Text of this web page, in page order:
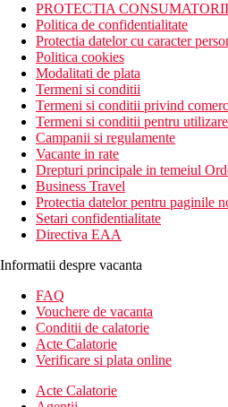
PROTECTIA
Politica de confidentialitate
Protectia datelor cu caracter
Politica cookies
Modalitati de plata
Termeni si conditii
Termeni si conditii privind
Termeni si conditii pentru
Campanii si regulamente
Vacante in rate
Drepturi principale in temeiul
Business Travel
Protectia datelor pentru paginile
Setari confidentialitate
Directiva EAA
Informatii despre vacanta
FAQ
Vouchere de vacanta
Conditii de calatorie
Acte Calatorie
Verificare si plata online
Acte Calatorie